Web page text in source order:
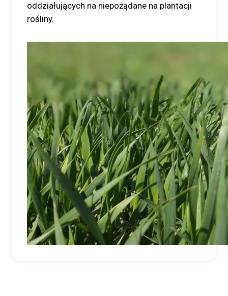
oddziałujących na niepożądane na plantacji
rośliny.